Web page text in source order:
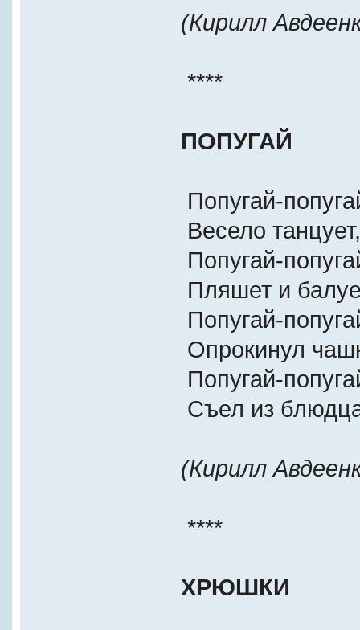
(Кирилл
****
ПОПУГАЙ
Попугай-
Весело танцует,
Попугай-
Пляшет и
Попугай-
Опрокинул
Попугай-
Съел из
(Кирилл
****
ХРЮШКИ